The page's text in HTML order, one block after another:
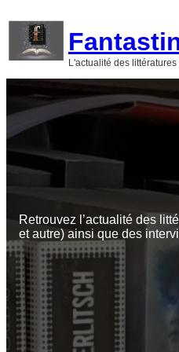
contenu
L'actualité des
Retrouvez l’actualité des
et autre) ainsi que des